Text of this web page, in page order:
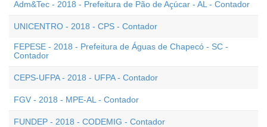
Adm&Tec - 2018 - Prefeitura de Pão de Açúcar - AL - Contador
UNICENTRO - 2018 - CPS - Contador
FEPESE - 2018 - Prefeitura de Águas de Chapecó - SC -
Contador
CEPS-UFPA - 2018 - UFPA - Contador
FGV - 2018 - MPE-AL - Contador
FUNDEP - 2018 - CODEMIG - Contador